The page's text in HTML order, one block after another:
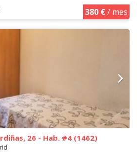
380 €/ mes
26 - Hab. #4 (1462)